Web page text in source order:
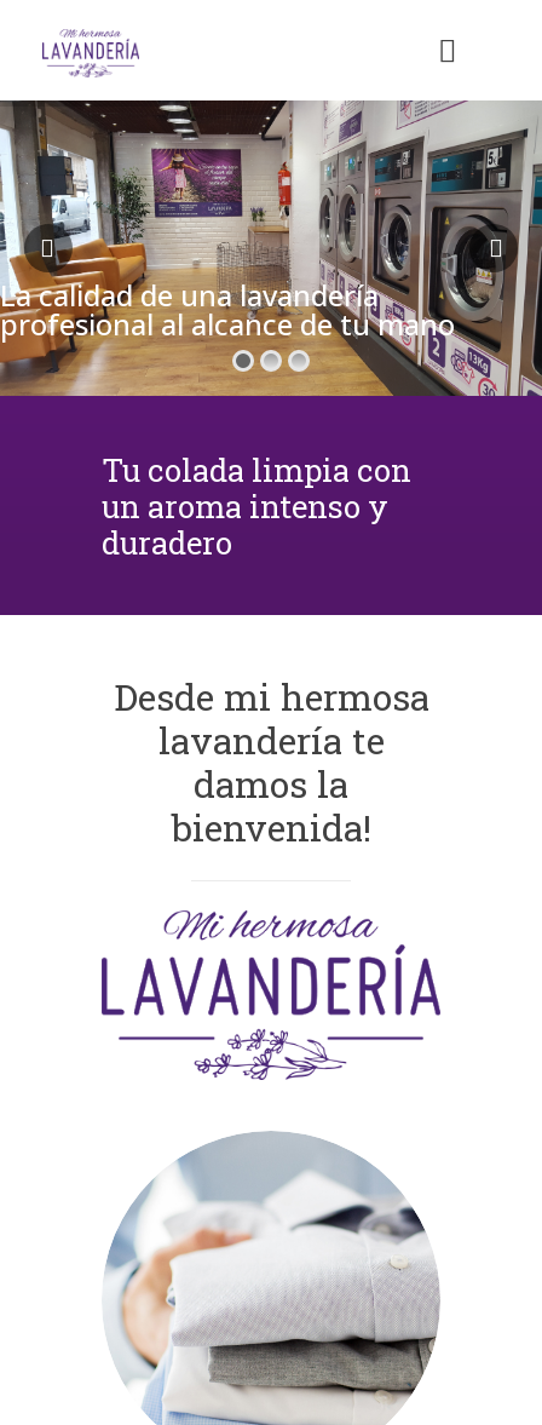
La calidad de una lavandería
profesional al alcance de tu mano
Tu colada limpia con
un aroma intenso y
duradero
Desde mi hermosa
lavandería te
damos la
bienvenida!